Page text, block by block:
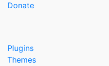
Donate
Plugins
Themes